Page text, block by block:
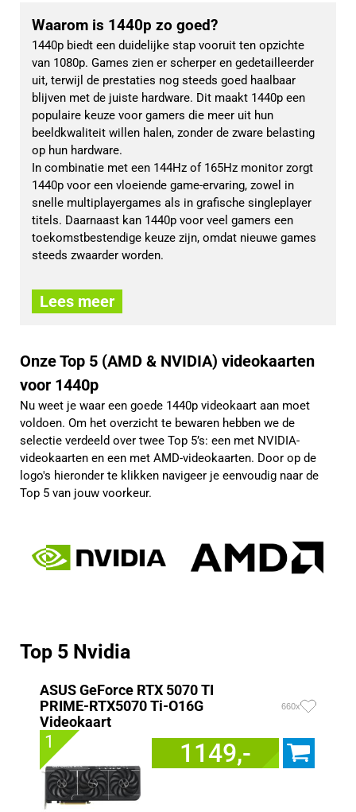
Waarom is 1440p zo goed?
1440p biedt een duidelijke stap vooruit ten opzichte
van 1080p. Games zien er scherper en gedetailleerder
uit, terwijl de prestaties nog steeds goed haalbaar
blijven met de juiste hardware. Dit maakt 1440p een
populaire keuze voor gamers die meer uit hun
beeldkwaliteit willen halen, zonder de zware belasting
op hun hardware.
In combinatie met een 144Hz of 165Hz monitor zorgt
1440p voor een vloeiende game-ervaring, zowel in
snelle multiplayergames als in grafische singleplayer
titels. Daarnaast kan 1440p voor veel gamers een
toekomstbestendige keuze zijn, omdat nieuwe games
steeds zwaarder worden.
Lees meer
Onze Top 5 (AMD & NVIDIA) videokaarten
voor 1440p
Nu weet je waar een goede 1440p videokaart aan moet
voldoen. Om het overzicht te bewaren hebben we de
selectie verdeeld over twee Top 5’s: een met NVIDIA-
videokaarten en een met AMD-videokaarten. Door op de
logo's hieronder te klikken navigeer je eenvoudig naar de
Top 5 van jouw voorkeur.
Top 5 Nvidia
ASUS GeForce RTX 5070 TI
PRIME-RTX5070 Ti-O16G
Videokaart
660x
1 1149,-